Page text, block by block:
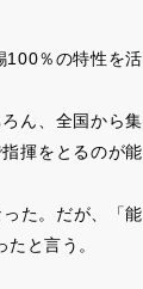
100％の特性を活
ん、全国から集
揮をとるのが能
た。だが、「能
と言う。